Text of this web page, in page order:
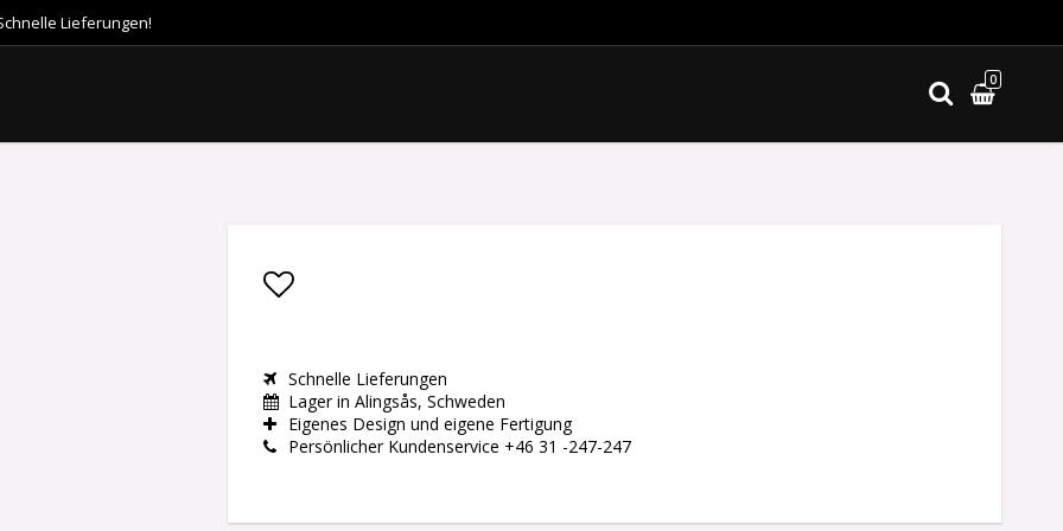
Lieferungen!
0
Schnelle Lieferungen
Lager in Alingsås, Schweden
Eigenes Design und eigene Fertigung
Persönlicher Kundenservice +46 31 -247-247